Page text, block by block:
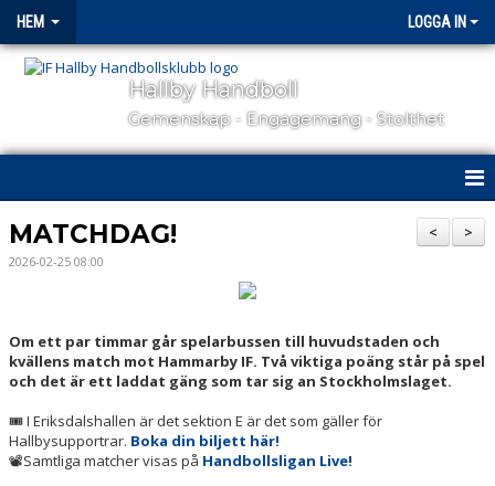
HEM LOGGA IN
Hallby Handboll
Gemenskap - Engagemang - Stolthet
HEM
HALLBY I SAMHÄLLET
OM KLUBBEN
KONTAKT
SAMARBETSPARTNERS
>
<
MATCHDAG!
2026-02-25 08:00
Om ett par timmar går spelarbussen till huvudstaden och
kvällens match mot Hammarby IF. Två viktiga poäng står på spel
och det är ett laddat gäng som tar sig an Stockholmslaget.
🎟 I Eriksdalshallen är det sektion E är det som gäller för
Hallbysupportrar. Boka din biljett här!
📽Samtliga matcher visas på Handbollsligan Live!